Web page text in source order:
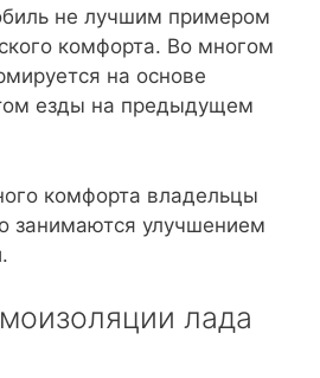
не лучшим примером
комфорта. Во многом
на основе
езды на предыдущем
комфорта владельцы
занимаются улучшением
лада